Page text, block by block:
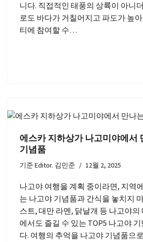
니다. 직접적인 태풍의 상륙이 아니
로도 바다가 거칠어지고 파도가 높
티에 참여할 수…
에스카 지하상가 나고미야에서
기념품
기준Editor. 김민준 12월 2, 2025
나고야 여행을 계획 중이라면, 지역
는 나고야 기념품과 간식을 놓치지
스트, 대만 라멘, 닭날개 등 나고야의
에서도 즐길 수 있는 TOP5 나고야
다. 여행의 추억을 나고야 기념품으